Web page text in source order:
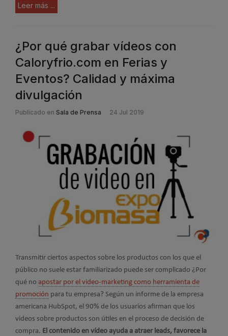
Leer más ...
¿Por qué grabar vídeos con
Caloryfrio.com en Ferias y
Eventos? Calidad y máxima
divulgación
Publicado en Sala de Prensa 24 Jul 2019
Transmitir ciertos aspectos sobre los productos con los que el
público no suele estar familiarizado puede ser complicado ¿Por
qué no apostar por el video-marketing como herramienta de
promoción para tu empresa? Según un informe de la empresa
americana HubSpot, el 90% de los usuarios afirman que los
videos sobre productos son útiles en el proceso de decisión de
compra. El contenido en vídeo ayuda a atraer leads, favorece la